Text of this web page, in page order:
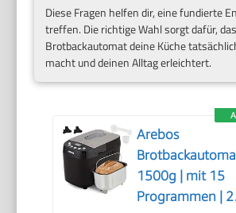
Diese Fragen helfen dir, eine fundierte
treffen. Die richtige Wahl sorgt dafür,
Brotbackautomat deine Küche
macht und deinen Alltag erleichtert.
Arebos
1500g | mit 15
Programmen | 2